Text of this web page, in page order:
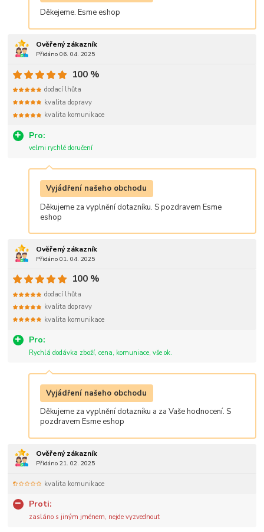
Děkejeme. Esme eshop
Ověřený zákazník
Přidáno 06. 04. 2025
Pro:
velmi rychlé doručení
100 %
dodací lhůta
kvalita dopravy
kvalita komunikace
Vyjádření našeho obchodu
Děkujeme za vyplnění dotazníku. S pozdravem Esme
eshop
Ověřený zákazník
Přidáno 01. 04. 2025
Pro:
Rychlá dodávka zboží, cena, komuniace, vše ok.
100 %
dodací lhůta
kvalita dopravy
kvalita komunikace
Vyjádření našeho obchodu
Děkujeme za vyplnění dotazníku a za Vaše hodnocení. S
pozdravem Esme eshop
Ověřený zákazník
Přidáno 21. 02. 2025
Proti:
zasláno s jiným jménem, nejde vyzvednout
kvalita komunikace